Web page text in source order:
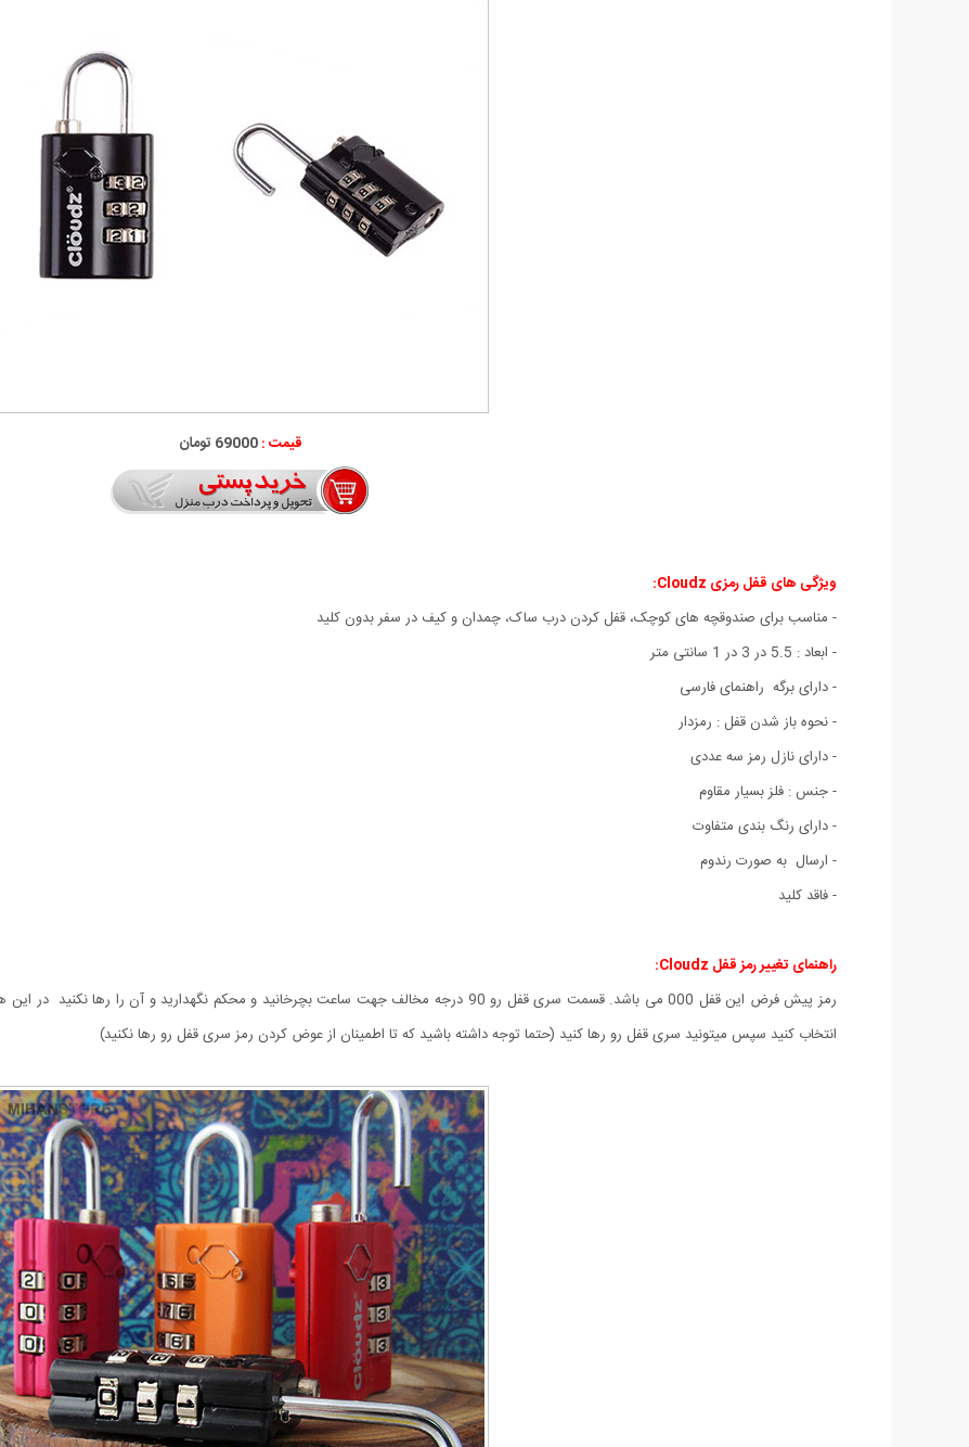
قیمت :69000 تومان
ویژگی های قفل رمزی Cloudz:
- مناسب برای صندوقچه های کوچک، قفل کردن درب ساک، چمدان و کیف در سفر بدون کلید
- ابعاد : 5.5 در 3 در 1 سانتی متر
- دارای برگه راهنمای فارسی
- نحوه باز شدن قفل : رمزدار
- دارای نازل رمز سه عددی
- جنس : فلز بسیار مقاوم
- دارای رنگ بندی متفاوت
- ارسال به صورت رندوم
- فاقد کلید
راهنمای تغییر رمز قفل Cloudz:
رمز پیش فرض این قفل 000 می باشد. قسمت سری قفل رو 90 درجه مخالف جهت ساعت بچرخانید و محکم نگهدارید
انتخاب کنید سپس میتونید سری قفل رو رها کنید (حتما توجه داشته باشید که تا اطمینان از عوض کردن رمز سری قفل رو رها نکنید)